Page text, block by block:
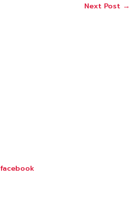
Next Post →